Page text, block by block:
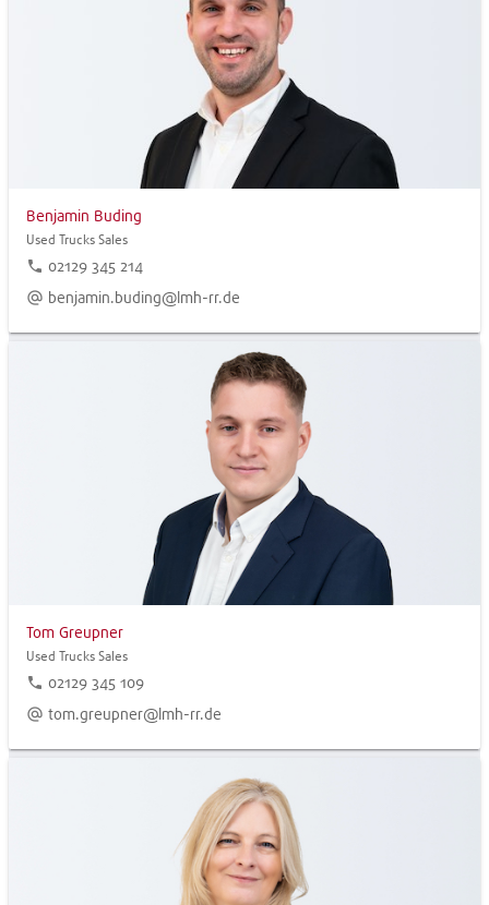
Benjamin Buding
Used Trucks Sales
phone 02129 345 214
alternate_email benjamin.buding@lmh-rr.de
Tom Greupner
Used Trucks Sales
phone 02129 345 109
alternate_email tom.greupner@lmh-rr.de